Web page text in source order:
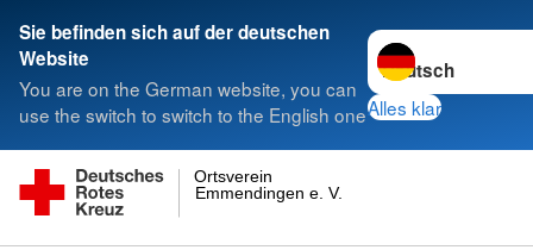
Sie befinden sich auf der deutschen
Website
You are on the German website, you can
use the switch to switch to the English one
Sprache wechseln
Alles klar
Emmendingen e. V.
Ortsverein